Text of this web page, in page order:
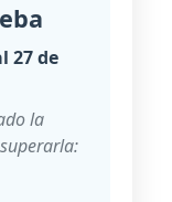
27 de
la